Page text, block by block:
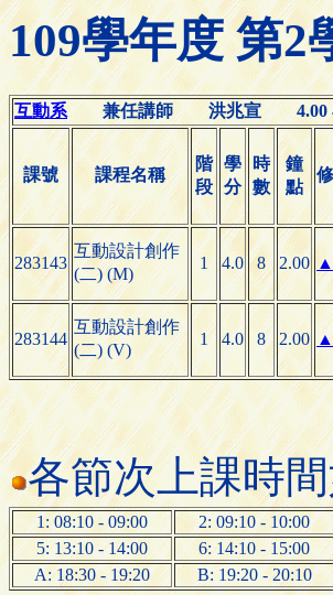
109學年度 第
互動系兼任講師 洪兆宣 4.00
課號 課程名稱
階
段
學
分
時
數
鐘
點
修
283143
互動設計創作
(二) (M)
1 4.0 8 2.00 ▲
283144
互動設計創作
(二) (V)
1 4.0 8 2.00 ▲
各節次上課時
1: 08:10 - 09:00 2: 09:10 - 10:00
5: 13:10 - 14:00
6: 14:10 - 15:00
A: 18:30 - 19:20
B: 19:20 - 20:10